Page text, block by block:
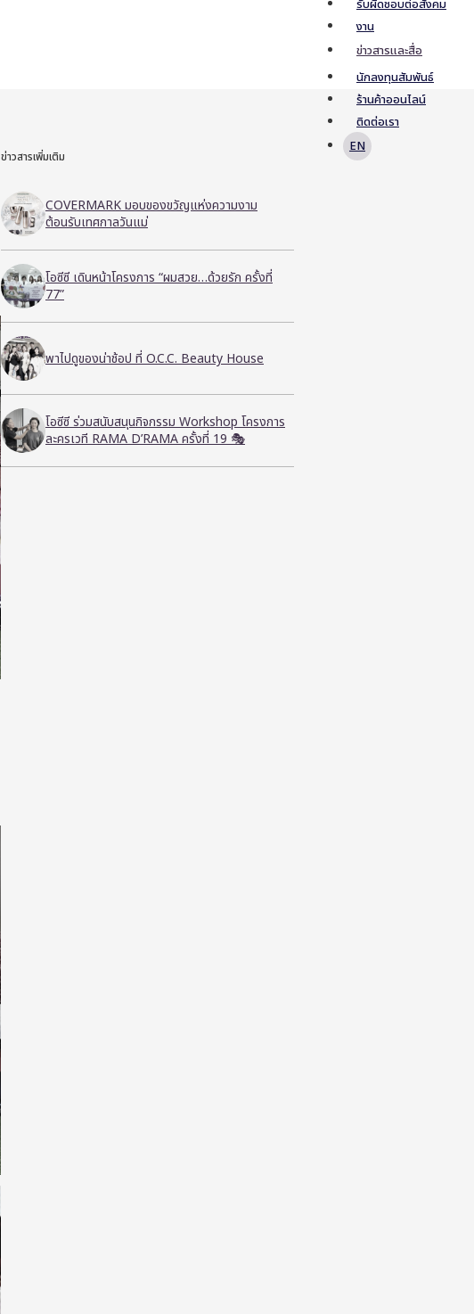
รับผิดชอบต่อสังคม
งาน
ข่าวสารและสื่อ
นักลงทุนสัมพันธ์
ร้านค้าออนไลน์
ติดต่อเรา
EN
ข่าวสารเพิ่มเติม
COVERMARK มอบของขวัญแห่งความงาม
ต้อนรับเทศกาลวันแม่
โอซีซี เดินหน้าโครงการ “ผมสวย…ด้วยรัก ครั้งที่
77”
พาไปดูของน่าช้อป ที่ O.C.C. Beauty House
โอซีซี ร่วมสนับสนุนกิจกรรม Workshop โครงการ
ละครเวที RAMA D’RAMA ครั้งที่ 19 🎭